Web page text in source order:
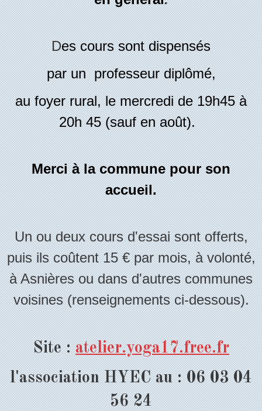
Des cours sont dispensés
par un professeur diplômé,
au foyer rural, le mercredi de 19h45 à
20h 45 (sauf en août).
Merci à la commune pour son
accueil.
Un ou deux cours d'essai sont offerts,
puis ils coûtent 15 € par mois, à volonté,
à Asnières ou dans d'autres communes
voisines (renseignements ci-dessous).
Site :atelier.yoga17.free.fr
l'association HYEC au : 06 03 04
56 24